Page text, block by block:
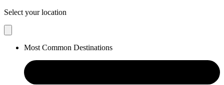
Select your location
Most Common Destinations